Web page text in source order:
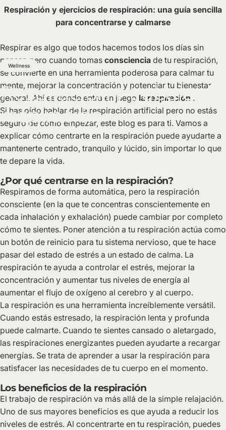
Wellness
Respiraciónytrabajode
respiración
Respiración y ejercicios de respiración: una guía sencilla
para concentrarse y calmarse
Respirar es algo que todos hacemos todos los días sin
pensar, pero cuando tomas consciencia de tu respiración,
se convierte en una herramienta poderosa para calmar tu
mente, mejorar la concentración y potenciar tu bienestar
general. Ahí es donde entra en juego la respiración .
Si has oído hablar de la respiración artificial pero no estás
seguro de cómo empezar, este blog es para ti. Vamos a
explicar cómo centrarte en la respiración puede ayudarte a
mantenerte centrado, tranquilo y lúcido, sin importar lo que
te depare la vida.
¿Por qué centrarse en la respiración?
Respiramos de forma automática, pero la respiración
consciente (en la que te concentras conscientemente en
cada inhalación y exhalación) puede cambiar por completo
cómo te sientes. Poner atención a tu respiración actúa como
un botón de reinicio para tu sistema nervioso, que te hace
pasar del estado de estrés a un estado de calma. La
respiración te ayuda a controlar el estrés, mejorar la
concentración y aumentar tus niveles de energía al
aumentar el flujo de oxígeno al cerebro y al cuerpo.
La respiración es una herramienta increíblemente versátil.
Cuando estás estresado, la respiración lenta y profunda
puede calmarte. Cuando te sientes cansado o aletargado,
las respiraciones energizantes pueden ayudarte a recargar
energías. Se trata de aprender a usar la respiración para
satisfacer las necesidades de tu cuerpo en el momento.
Los beneficios de la respiración
El trabajo de respiración va más allá de la simple relajación.
Uno de sus mayores beneficios es que ayuda a reducir los
niveles de estrés. Al concentrarte en tu respiración, puedes